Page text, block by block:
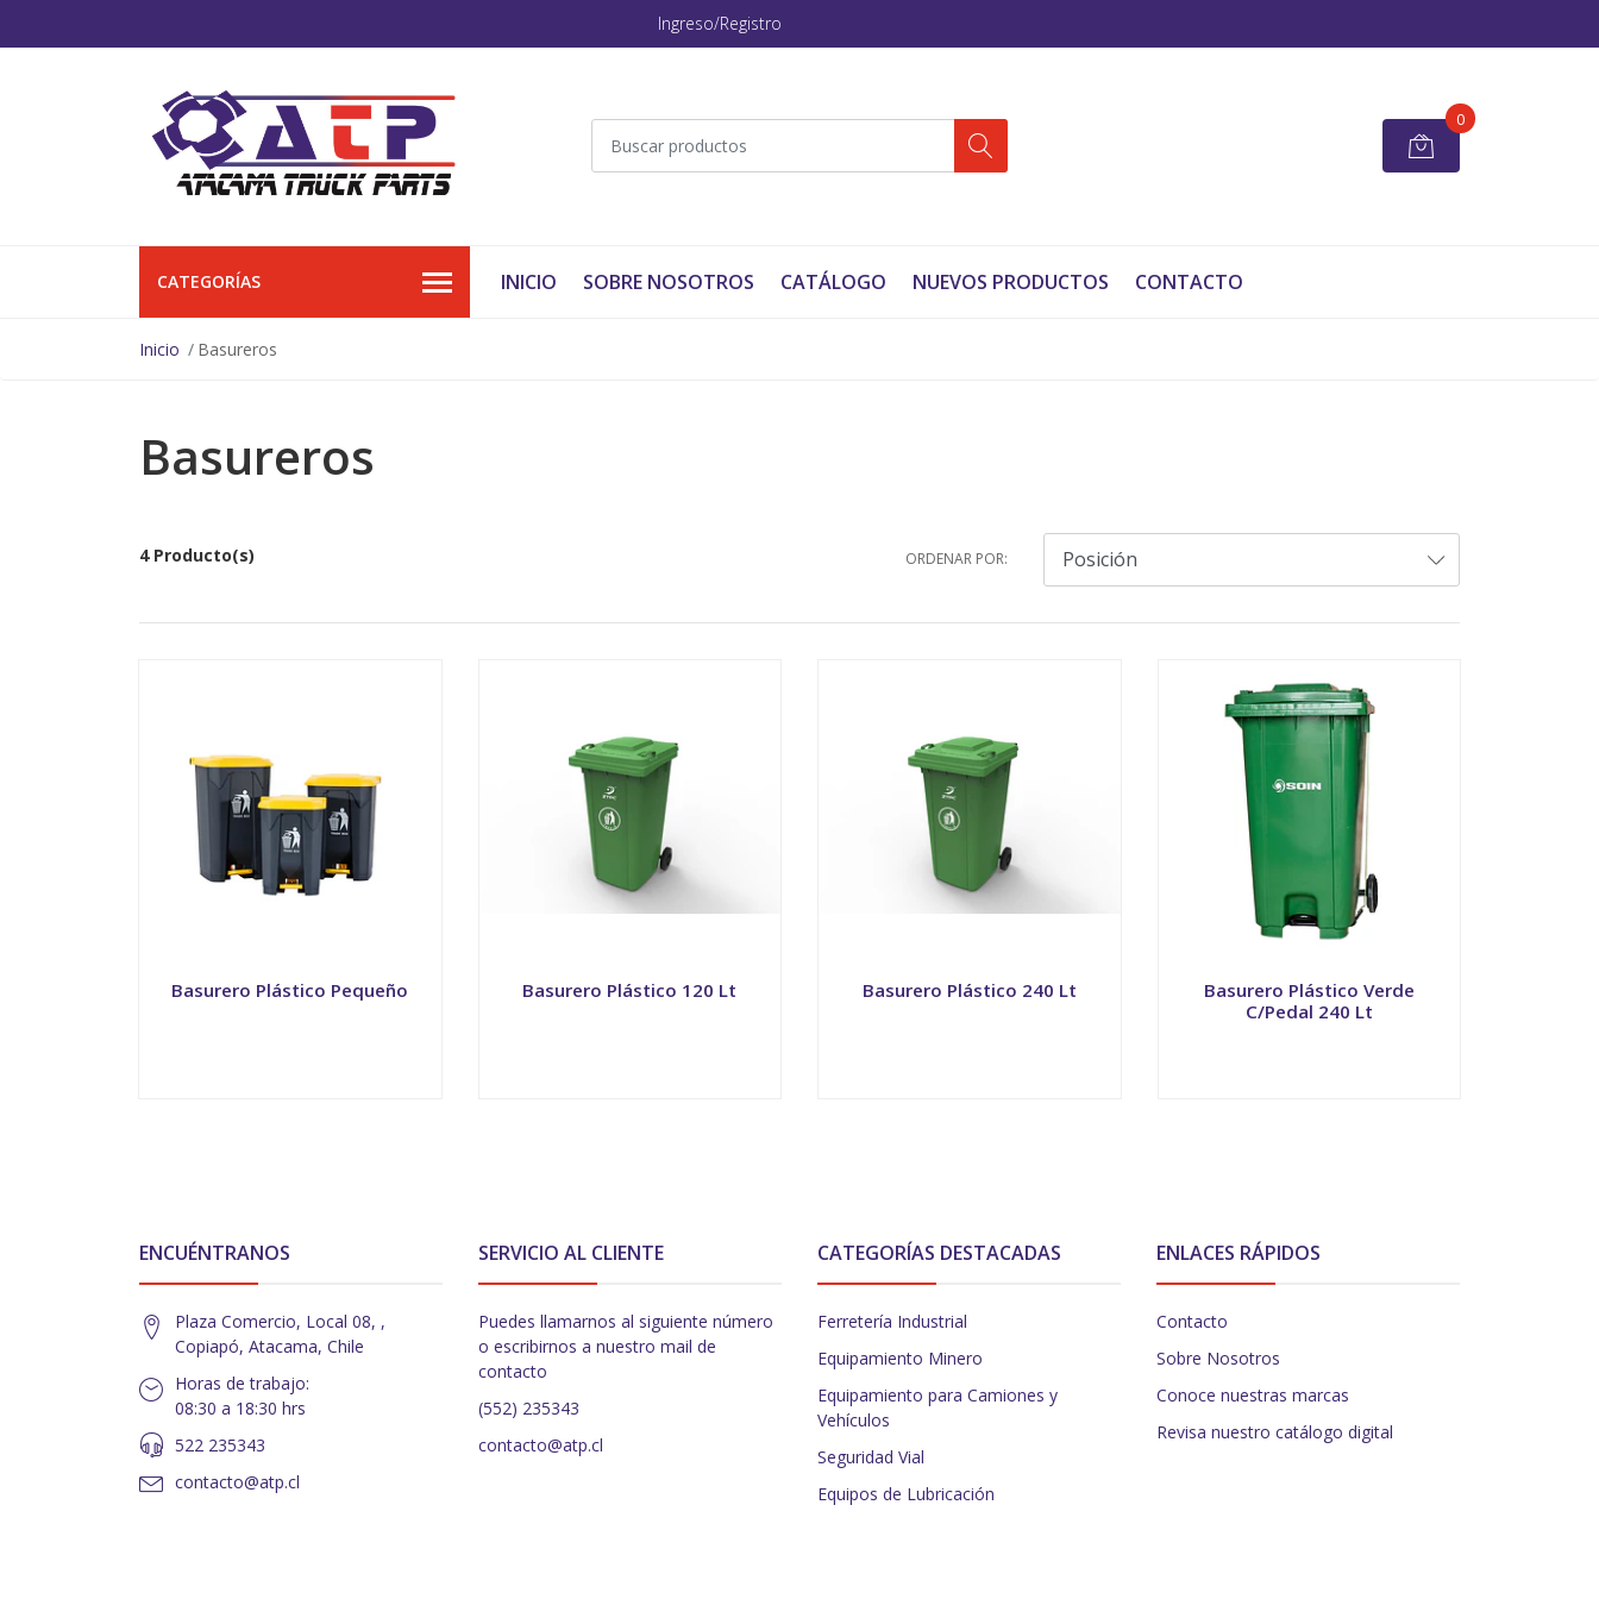
Ingreso/Registro
0
CATEGORÍAS INICIO SOBRE NOSOTROS CATÁLOGO NUEVOS PRODUCTOS CONTACTO
Inicio Basureros
Basureros
4 Producto(s) ORDENAR POR:
Basurero Plástico Pequeño Basurero Plástico 120 Lt Basurero Plástico 240 Lt
Basurero Plástico Verde
C/Pedal 240 Lt
ENCUÉNTRANOS
Plaza Comercio, Local 08, ,
Copiapó, Atacama, Chile
Horas de trabajo:
08:30 a 18:30 hrs
522 235343
contacto@atp.cl
SERVICIO AL CLIENTE
Puedes llamarnos al siguiente número
o escribirnos a nuestro mail de
contacto
(552) 235343
contacto@atp.cl
CATEGORÍAS DESTACADAS
Ferretería Industrial
Equipamiento Minero
Equipamiento para Camiones y
Vehículos
Seguridad Vial
Equipos de Lubricación
ENLACES RÁPIDOS
Contacto
Sobre Nosotros
Conoce nuestras marcas
Revisa nuestro catálogo digital